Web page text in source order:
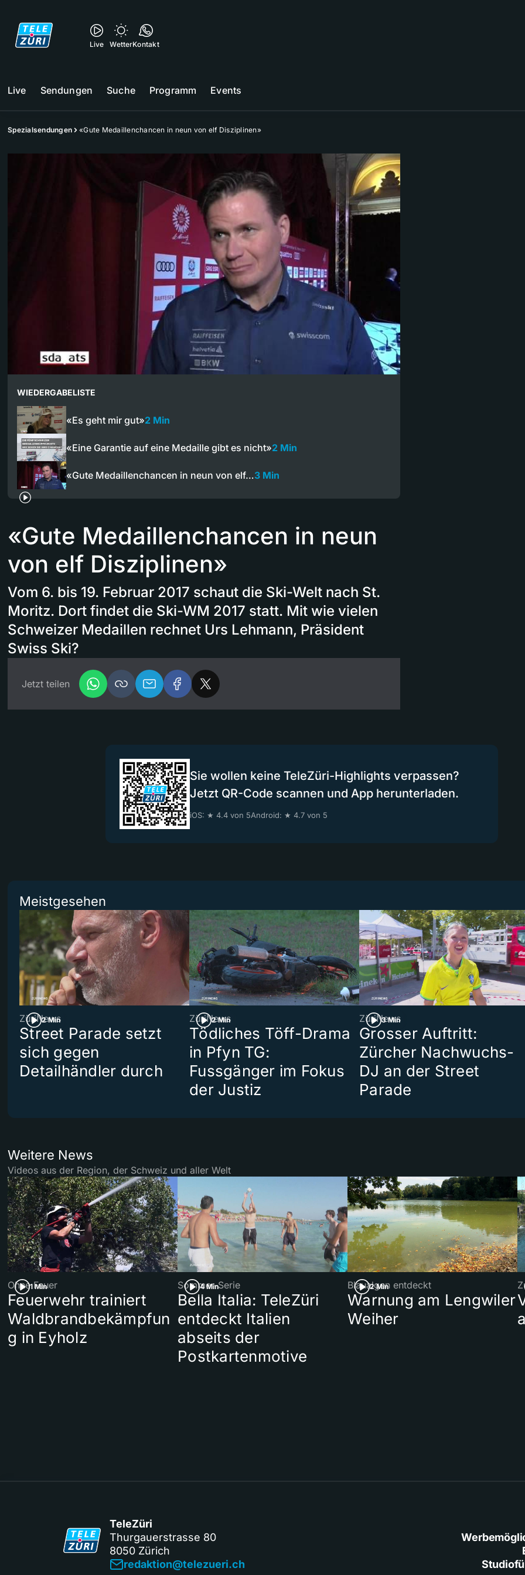
Live WetterKontakt
Live Sendungen Suche Programm Events
Spezialsendungen «Gute Medaillenchancen in neun von elf Disziplinen»
WIEDERGABELISTE
«Es geht mir gut»2 Min
«Eine Garantie auf eine Medaille gibt es nicht»2 Min
«Gute Medaillenchancen in neun von elf…3 Min
«Gute Medaillenchancen in neun
von elf Disziplinen»
Vom 6. bis 19. Februar 2017 schaut die Ski-Welt nach St.
Moritz. Dort findet die Ski-WM 2017 statt. Mit wie vielen
Schweizer Medaillen rechnet Urs Lehmann, Präsident
Swiss Ski?
Jetzt teilen
Sie wollen keine TeleZüri-Highlights verpassen?
Jetzt QR-Code scannen und App herunterladen.
iOS: ★ 4.4 von 5Android: ★ 4.7 von 5
Meistgesehen
2 Min
ZüriNews
Street Parade setzt
sich gegen
Detailhändler durch
2 Min
ZüriNews
Tödliches Töff-Drama
in Pfyn TG:
Fussgänger im Fokus
der Justiz
3 Min
ZüriNews
Grosser Auftritt:
Zürcher Nachwuchs-
DJ an der Street
Parade
Weitere News
Videos aus der Region, der Schweiz und aller Welt
1 Min
Ohne Feuer
Feuerwehr trainiert
Waldbrandbekämpfun
g in Eyholz
4 Min
Sommer-Serie
Bella Italia: TeleZüri
entdeckt Italien
abseits der
Postkartenmotive
2 Min
Blaualgen entdeckt
Warnung am Lengwiler
Weiher
TeleZüri
Thurgauerstrasse 80
8050 Zürich
redaktion@telezueri.ch